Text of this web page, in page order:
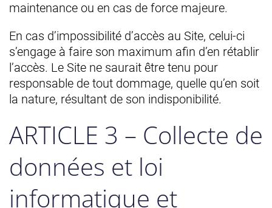
maintenance ou en cas de force majeure.
En cas d’impossibilité d’accès au Site, celui-ci
s’engage à faire son maximum afin d’en rétablir
l’accès. Le Site ne saurait être tenu pour
responsable de tout dommage, quelle qu’en soit
la nature, résultant de son indisponibilité.
ARTICLE 3 – Collecte de
données et loi
informatique et